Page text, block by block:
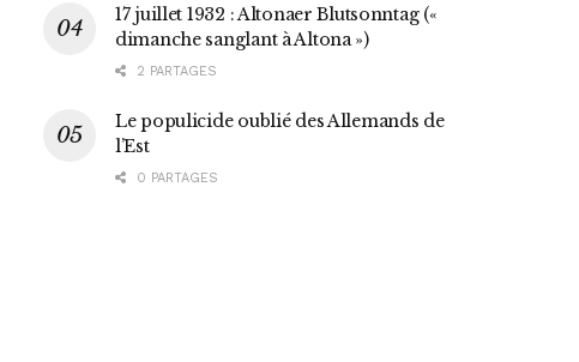
17 juillet 1932 : Altonaer Blutsonntag («
dimanche sanglant à Altona »)
2 PARTAGES
Le populicide oublié des Allemands de
l’Est
0 PARTAGES